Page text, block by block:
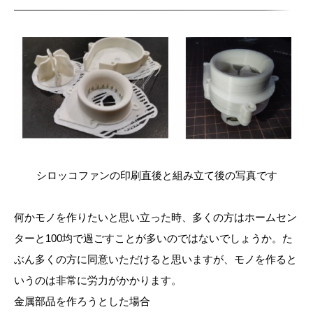
シロッコファンの印刷直後と組み立て後の写真です
何かモノを作りたいと思い立った時、多くの方はホームセン
ターと100均で過ごすことが多いのではないでしょうか。た
ぶん多くの方に同意いただけると思いますが、モノを作ると
いうのは非常に労力がかかります。
金属部品を作ろうとした場合